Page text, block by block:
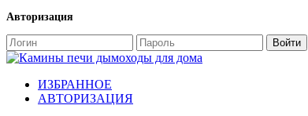
Авторизация
ИЗБРАННОЕ
АВТОРИЗАЦИЯ